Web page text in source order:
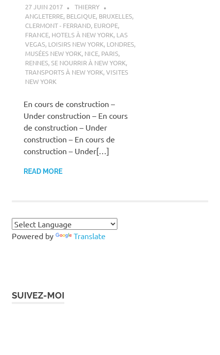
27 JUIN 2017
THIERRY
ANGLETERRE, BELGIQUE, BRUXELLES,
CLERMONT - FERRAND, EUROPE,
FRANCE, HOTELS À NEW YORK, LAS
VEGAS, LOISIRS NEW YORK, LONDRES,
MUSÉES NEW YORK, NICE, PARIS,
RENNES,SE NOURRIR À NEW YORK,
TRANSPORTS À NEW YORK,VISITES
NEW YORK
En cours de construction –
Under construction – En cours
de construction – Under
construction – En cours de
construction – Under[…]
READ MORE
Powered by Translate
SUIVEZ-MOI